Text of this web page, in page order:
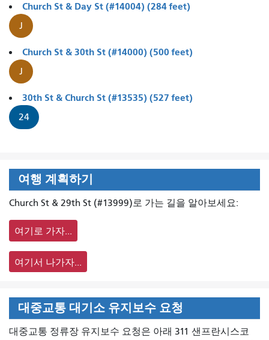
Church St & Day St (#14004) (284 feet)
J
Church St & 30th St (#14000) (500 feet)
J
30th St & Church St (#13535) (527 feet)
24
여행 계획하기
Church St & 29th St (#13999)로 가는 길을 알아보세요:
여기로 가자...
여기서 나가자...
대중교통 대기소 유지보수 요청
대중교통 정류장 유지보수 요청은 아래 311 샌프란시스코